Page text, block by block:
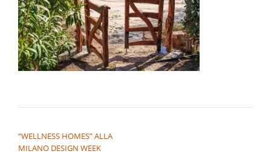
“WELLNESS HOMES” ALLA
MILANO DESIGN WEEK